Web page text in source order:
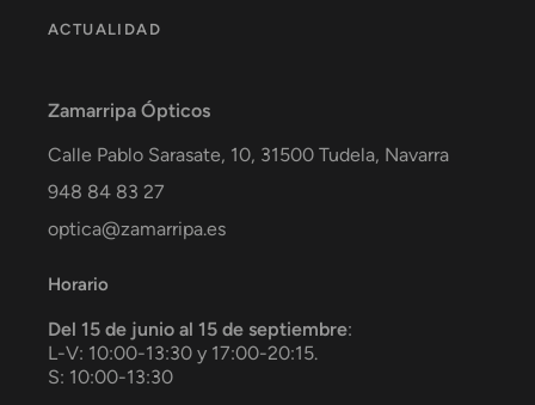
ACTUALIDAD
Zamarripa Ópticos
Calle Pablo Sarasate, 10, 31500 Tudela, Navarra
948 84 83 27
optica@zamarripa.es
Horario
Del 15 de junio al 15 de septiembre:
L-V: 10:00-13:30 y 17:00-20:15.
S: 10:00-13:30